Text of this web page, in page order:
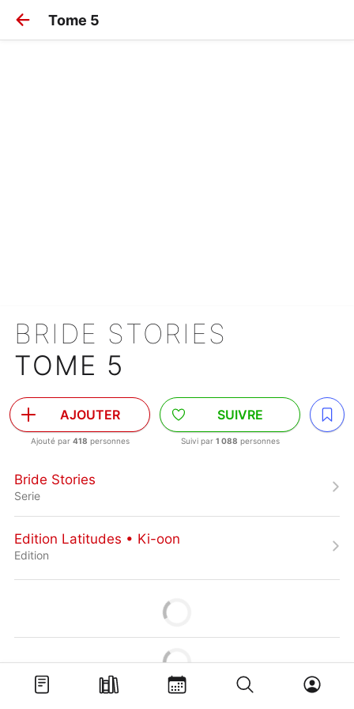
Tome 5
BRIDE STORIES
TOME 5
AJOUTER
Ajouté par 418 personnes
SUIVRE
Suivi par 1 088 personnes
Bride Stories
Serie
Edition Latitudes • Ki-oon
Edition